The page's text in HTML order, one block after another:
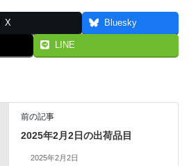
X Bluesky
LINE
前の記事
2025年2月2日の出荷品目
2025年2月2日